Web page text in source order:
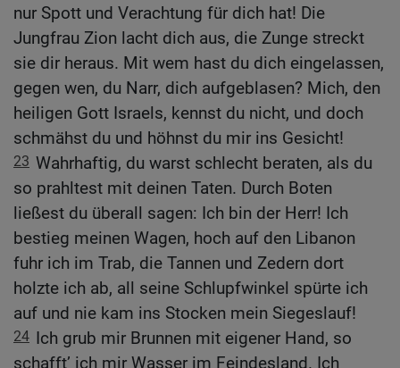
nur Spott und Verachtung für dich hat! Die
Jungfrau Zion lacht dich aus, die Zunge streckt
sie dir heraus. Mit wem hast du dich eingelassen,
gegen wen, du Narr, dich aufgeblasen? Mich, den
heiligen Gott Israels, kennst du nicht, und doch
schmähst du und höhnst du mir ins Gesicht!
23 Wahrhaftig, du warst schlecht beraten, als du
so prahltest mit deinen Taten. Durch Boten
ließest du überall sagen: Ich bin der Herr! Ich
bestieg meinen Wagen, hoch auf den Libanon
fuhr ich im Trab, die Tannen und Zedern dort
holzte ich ab, all seine Schlupfwinkel spürte ich
auf und nie kam ins Stocken mein Siegeslauf!
24 Ich grub mir Brunnen mit eigener Hand, so
schafft’ ich mir Wasser im Feindesland. Ich